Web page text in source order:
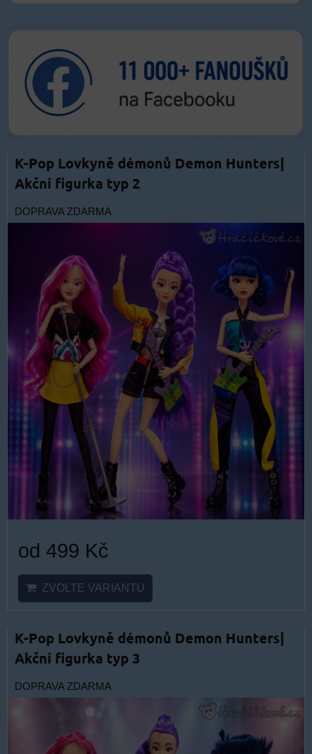
K-Pop Lovkyně démonů Demon Hunters|
Akční figurka typ 2
DOPRAVA ZDARMA
od 499 Kč
ZVOLTE VARIANTU
K-Pop Lovkyně démonů Demon Hunters|
Akční figurka typ 3
DOPRAVA ZDARMA